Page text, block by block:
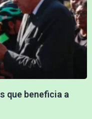
que beneficia a